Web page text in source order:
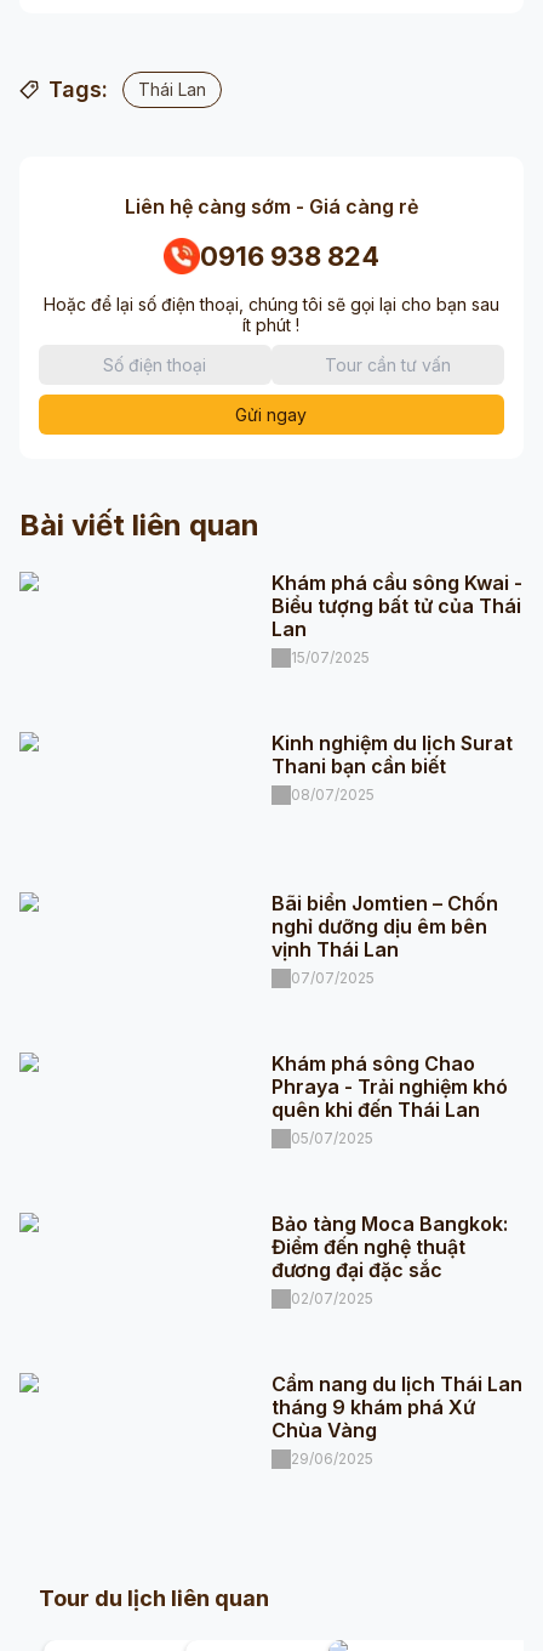
Tags: Thái Lan
Liên hệ càng sớm - Giá càng rẻ
0916 938 824
Hoặc để lại số điện thoại, chúng tôi sẽ gọi lại cho bạn sau
ít phút !
Gửi ngay
Bài viết liên quan
Khám phá cầu sông Kwai -
Biểu tượng bất tử của Thái
Lan
15/07/2025
Kinh nghiệm du lịch Surat
Thani bạn cần biết
08/07/2025
Bãi biển Jomtien – Chốn
nghỉ dưỡng dịu êm bên
vịnh Thái Lan
07/07/2025
Khám phá sông Chao
Phraya - Trải nghiệm khó
quên khi đến Thái Lan
05/07/2025
Bảo tàng Moca Bangkok:
Điểm đến nghệ thuật
đương đại đặc sắc
02/07/2025
Cẩm nang du lịch Thái Lan
tháng 9 khám phá Xứ
Chùa Vàng
29/06/2025
Tour du lịch liên quan